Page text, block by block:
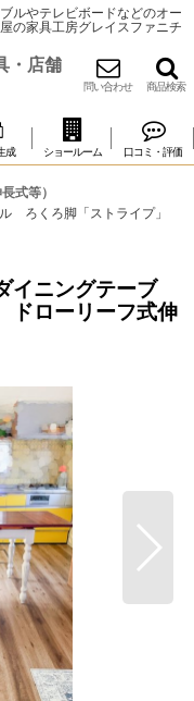
ルやテレビボードなどのオー
の家具工房グレイスファニチ
・店舗
問い合わせ 商品検索
成 ショールーム 口コミ・評価
式等）
ル ろくろ脚「ストライプ」
イニングテーブ
ローリーフ式伸